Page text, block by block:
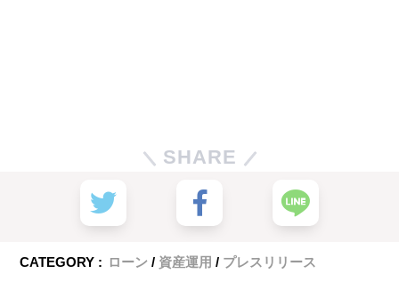
SHARE
CATEGORY : ローン 資産運用 プレスリリース